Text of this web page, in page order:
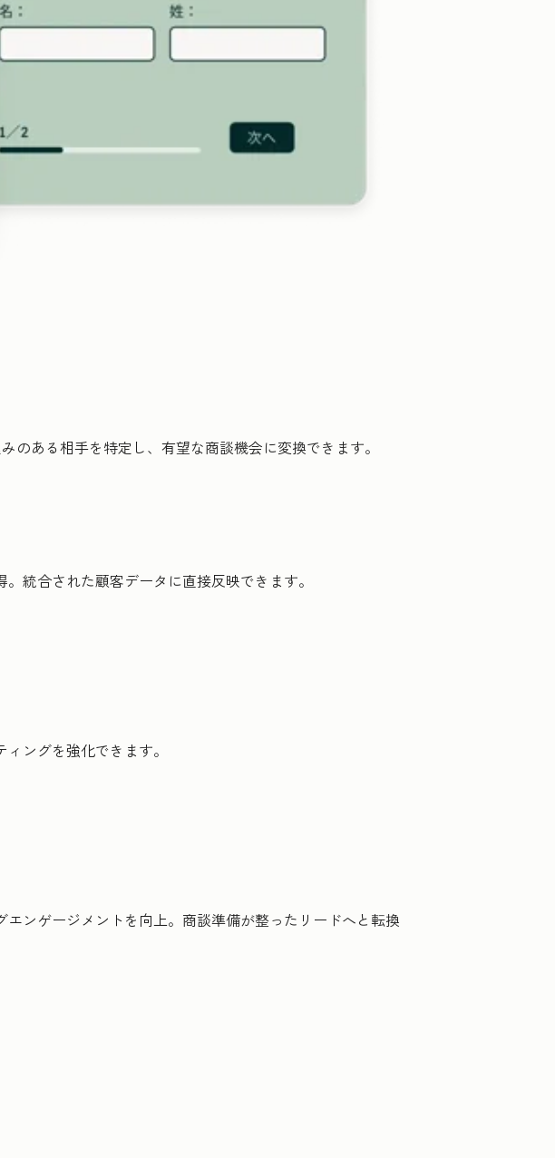
のある相手を特定し、有望な商談機会に変換できます。
統合された顧客データに直接反映できます。
ングを強化できます。
ンゲージメントを向上。商談準備が整ったリードへと転換